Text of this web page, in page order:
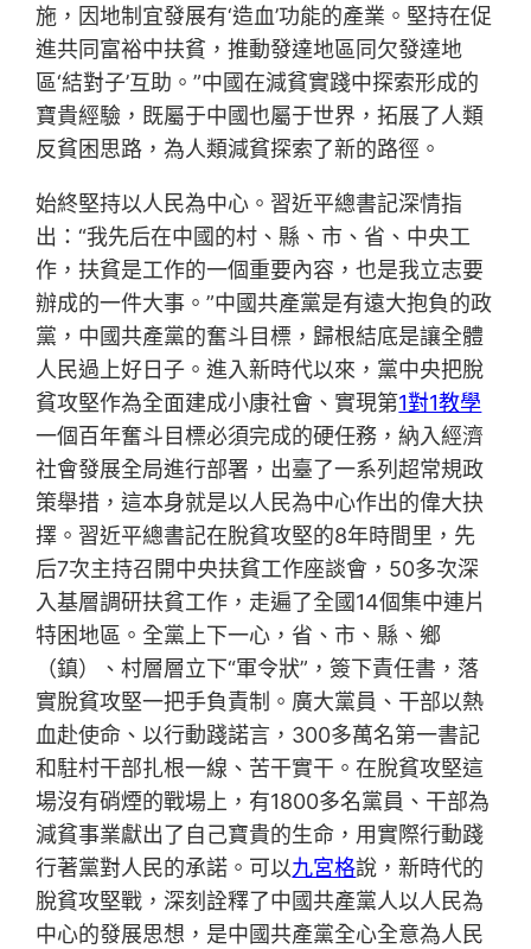
施，因地制宜發展有‘造血’功能的產業。堅持在促
進共同富裕中扶貧，推動發達地區同欠發達地
區‘結對子’互助。”中國在減貧實踐中探索形成的
寶貴經驗，既屬于中國也屬于世界，拓展了人類
反貧困思路，為人類減貧探索了新的路徑。
始終堅持以人民為中心。習近平總書記深情指
出：“我先后在中國的村、縣、市、省、中央工
作，扶貧是工作的一個重要內容，也是我立志要
辦成的一件大事。”中國共產黨是有遠大抱負的政
黨，中國共產黨的奮斗目標，歸根結底是讓全體
人民過上好日子。進入新時代以來，黨中央把脫
貧攻堅作為全面建成小康社會、實現第1對1教學
一個百年奮斗目標必須完成的硬任務，納入經濟
社會發展全局進行部署，出臺了一系列超常規政
策舉措，這本身就是以人民為中心作出的偉大抉
擇。習近平總書記在脫貧攻堅的8年時間里，先
后7次主持召開中央扶貧工作座談會，50多次深
入基層調研扶貧工作，走遍了全國14個集中連片
特困地區。全黨上下一心，省、市、縣、鄉
（鎮）、村層層立下“軍令狀”，簽下責任書，落
實脫貧攻堅一把手負責制。廣大黨員、干部以熱
血赴使命、以行動踐諾言，300多萬名第一書記
和駐村干部扎根一線、苦干實干。在脫貧攻堅這
場沒有硝煙的戰場上，有1800多名黨員、干部為
減貧事業獻出了自己寶貴的生命，用實際行動踐
行著黨對人民的承諾。可以九宮格說，新時代的
脫貧攻堅戰，深刻詮釋了中國共產黨人以人民為
中心的發展思想，是中國共產黨全心全意為人民